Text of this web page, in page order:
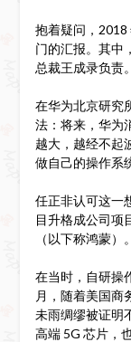
抱着疑问，2018
门的汇报。其中
总裁王成录负责。
在华为北京研究
法：将来，华为
越大，越经不起
做自己的操作系
任正非认可这一
目升格成公司项
（以下称鸿蒙）。
在当时，自研操
月，随着美国商
未雨绸缪被证明
高端 5G 芯片，